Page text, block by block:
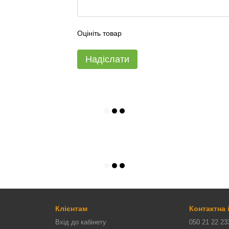
Оцініть товар
Надіслати
Клієнтам
Вхід до кабінету
Контактна
050 21 22